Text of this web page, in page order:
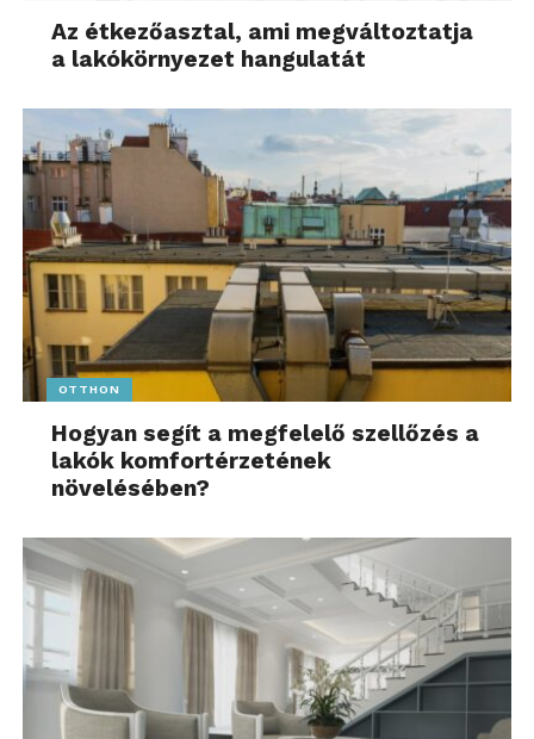
Az étkezőasztal, ami megváltoztatja
a lakókörnyezet hangulatát
OTTHON
Hogyan segít a megfelelő szellőzés a
lakók komfortérzetének
növelésében?